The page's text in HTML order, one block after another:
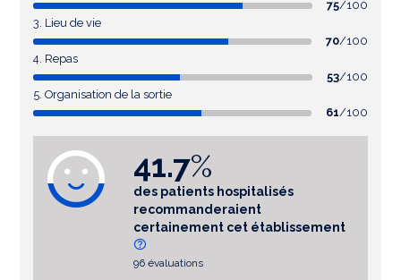
75/100
3. Lieu de vie
70/100
4. Repas
53/100
5. Organisation de la sortie
61/100
41.7%
des patients hospitalisés
recommanderaient
certainement cet établissement
96 évaluations